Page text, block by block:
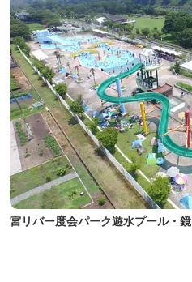
宮リバー度会パーク遊水プール・鏡